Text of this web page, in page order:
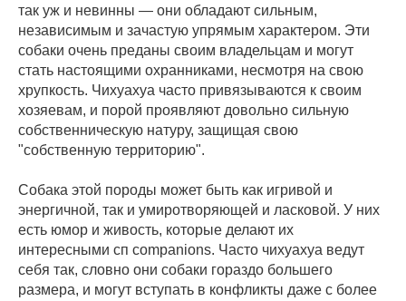
так уж и невинны — они обладают сильным,
независимым и зачастую упрямым характером. Эти
собаки очень преданы своим владельцам и могут
стать настоящими охранниками, несмотря на свою
хрупкость. Чихуахуа часто привязываются к своим
хозяевам, и порой проявляют довольно сильную
собственническую натуру, защищая свою
"собственную территорию".
Собака этой породы может быть как игривой и
энергичной, так и умиротворяющей и ласковой. У них
есть юмор и живость, которые делают их
интересными сп companions. Часто чихуахуа ведут
себя так, словно они собаки гораздо большего
размера, и могут вступать в конфликты даже с более